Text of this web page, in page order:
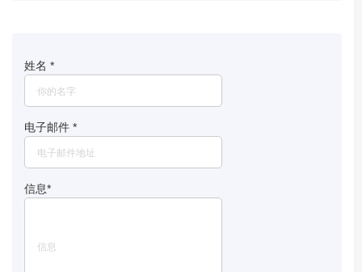
姓名 *
电子邮件 *
信息*